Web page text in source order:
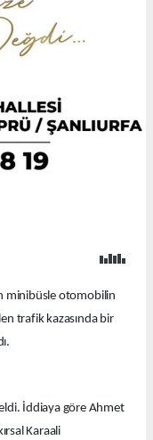
minibüsle otomobilin
trafik kazasında bir
İddiaya göre Ahmet
Karaali